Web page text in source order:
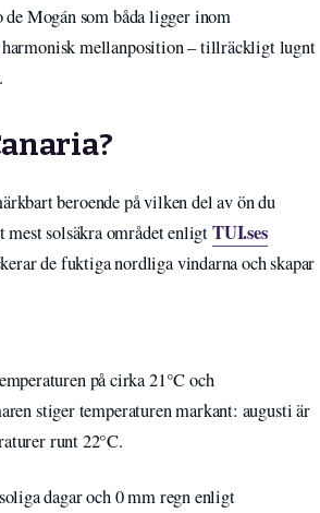
Mogán som båda ligger inom
mellanposition – tillräckligt lugnt
beroende på vilken del av ön du
solsäkra området enligtTUI.ses
de fuktiga nordliga vindarna och skapar
på cirka 21°C och
stiger temperaturen markant: augusti är
runt 22°C.
dagar och 0 mm regn enligt